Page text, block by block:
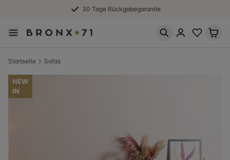
30 Tage Rückgabegarantie
Startseite Sofas
NEW
IN